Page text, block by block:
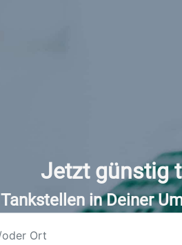
Jetzt günstig
Tankstellen in Deiner